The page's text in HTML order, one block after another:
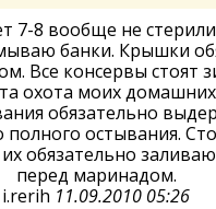
7-8 вообще не
банки. Крышки
Все консервы стоят
охота моих
обязательно
остывания.
обязательно
перед маринадом.
i.rerih 11.09.2010 05:26